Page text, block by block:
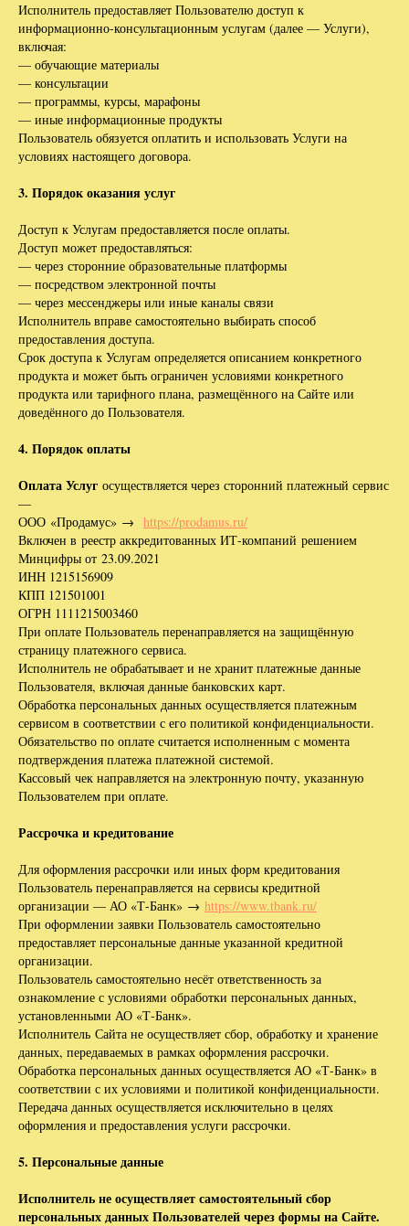
Исполнитель предоставляет Пользователю доступ к
информационно-консультационным услугам (далее — Услуги),
включая:
— обучающие материалы
— консультации
— программы, курсы, марафоны
— иные информационные продукты
Пользователь обязуется оплатить и использовать Услуги на
условиях настоящего договора.
3. Порядок оказания услуг
Доступ к Услугам предоставляется после оплаты.
Доступ может предоставляться:
— через сторонние образовательные платформы
— посредством электронной почты
— через мессенджеры или иные каналы связи
Исполнитель вправе самостоятельно выбирать способ
предоставления доступа.
Срок доступа к Услугам определяется описанием конкретного
продукта и может быть ограничен условиями конкретного
продукта или тарифного плана, размещённого на Сайте или
доведённого до Пользователя.
4. Порядок оплаты
Оплата Услуг осуществляется через сторонний платежный сервис
—
ООО «Продамус» → https://prodamus.ru/
Включен в реестр аккредитованных ИТ-компаний решением
Минцифры от 23.09.2021
ИНН 1215156909
КПП 121501001
ОГРН 1111215003460
При оплате Пользователь перенаправляется на защищённую
страницу платежного сервиса.
Исполнитель не обрабатывает и не хранит платежные данные
Пользователя, включая данные банковских карт.
Обработка персональных данных осуществляется платежным
сервисом в соответствии с его политикой конфиденциальности.
Обязательство по оплате считается исполненным с момента
подтверждения платежа платежной системой.
Кассовый чек направляется на электронную почту, указанную
Пользователем при оплате.
Рассрочка и кредитование
Для оформления рассрочки или иных форм кредитования
Пользователь перенаправляется на сервисы кредитной
организации — АО «Т-Банк» → https://www.tbank.ru/
При оформлении заявки Пользователь самостоятельно
предоставляет персональные данные указанной кредитной
организации.
Пользователь самостоятельно несёт ответственность за
ознакомление с условиями обработки персональных данных,
установленными АО «Т-Банк».
Исполнитель Сайта не осуществляет сбор, обработку и хранение
данных, передаваемых в рамках оформления рассрочки.
Обработка персональных данных осуществляется АО «Т-Банк» в
соответствии с их условиями и политикой конфиденциальности.
Передача данных осуществляется исключительно в целях
оформления и предоставления услуги рассрочки.
5. Персональные данные
Исполнитель не осуществляет самостоятельный сбор
персональных данных Пользователей через формы на Сайте.